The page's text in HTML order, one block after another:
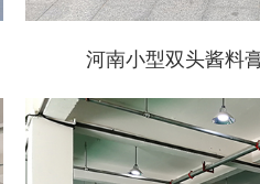
河南小型双头酱料